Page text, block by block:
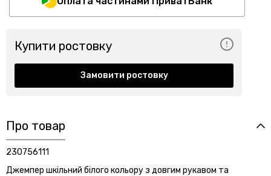
Купити ростовку
Замовити ростовку
Про товар
230756111
Джемпер шкільний білого кольору з довгим рукавом та